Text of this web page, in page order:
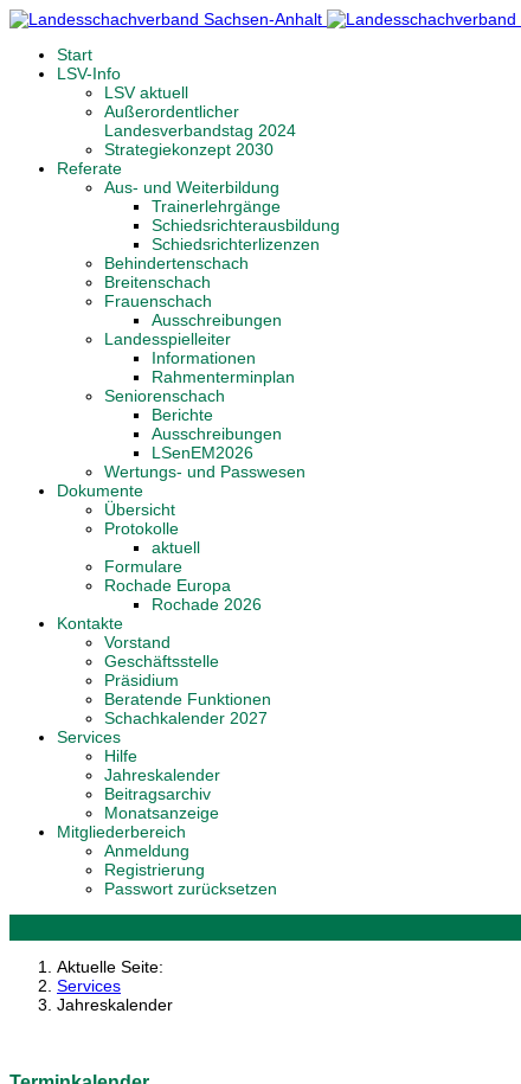
Start
LSV-Info
LSV aktuell
Außerordentlicher
Landesverbandstag 2024
Strategiekonzept 2030
Referate
Aus- und Weiterbildung
Trainerlehrgänge
Schiedsrichterausbildung
Schiedsrichterlizenzen
Behindertenschach
Breitenschach
Frauenschach
Ausschreibungen
Landesspielleiter
Informationen
Rahmenterminplan
Seniorenschach
Berichte
Ausschreibungen
LSenEM2026
Wertungs- und Passwesen
Dokumente
Übersicht
Protokolle
aktuell
Formulare
Rochade Europa
Rochade 2026
Kontakte
Vorstand
Geschäftsstelle
Präsidium
Beratende Funktionen
Schachkalender 2027
Services
Hilfe
Jahreskalender
Beitragsarchiv
Monatsanzeige
Mitgliederbereich
Anmeldung
Registrierung
Passwort zurücksetzen
Aktuelle Seite:
Services
Jahreskalender